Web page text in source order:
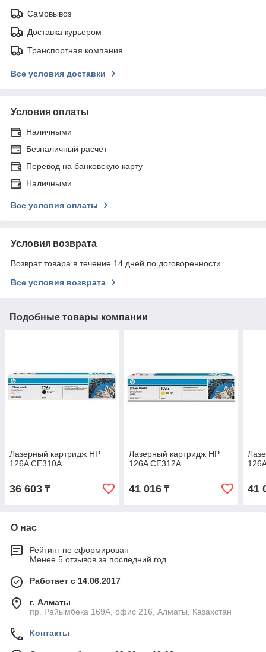
Самовывоз
Доставка курьером
Транспортная компания
Все условия доставки
Условия оплаты
Наличными
Безналичный расчет
Перевод на банковскую карту
Наличными
Все условия оплаты
Условия возврата
Возврат товара в течение 14 дней по договоренности
Все условия возврата
Подобные товары компании
Лазерный картридж HP
126A CE310A
36 603 ₸
Лазерный картридж HP
126A CE312A
41 016₸ 41
О нас
Рейтинг не сформирован
Менее 5 отзывов за последний год
Работает с 14.06.2017
г. Алматы
пр. Райымбека 169А, офис 216, Алматы, Казахстан
Контакты